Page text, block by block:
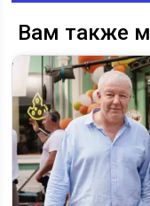
Вам также